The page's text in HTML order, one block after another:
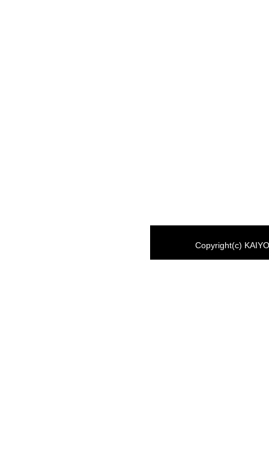
Copyright(c)